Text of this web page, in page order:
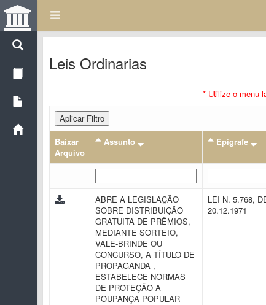
Leis Ordinarias
* Utilize o menu
Aplicar Filtro
Baixar
Arquivo
Assunto Epigrafe
ABRE A LEGISLAÇÃO
SOBRE DISTRIBUIÇÃO
GRATUITA DE PRÊMIOS,
MEDIANTE SORTEIO,
VALE-BRINDE OU
CONCURSO, A TÍTULO DE
PROPAGANDA ,
ESTABELECE NORMAS
DE PROTEÇÃO À
POUPANÇA POPULAR
LEI N. 5.768,
20.12.1971